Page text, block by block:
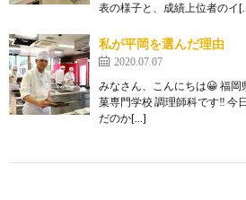
表の様子と、成績上位者のイ
私が平岡を選んだ理由
2020.07.07
みなさん、こんにちは😀 福
菓専門学校 調理師科です‼ 今
だのか[…]